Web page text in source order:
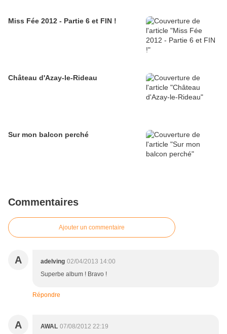
Miss Fée 2012 - Partie 6 et FIN !
Château d'Azay-le-Rideau
Sur mon balcon perché
Commentaires
Ajouter un commentaire
A adelving 02/04/2013 14:00
Superbe album ! Bravo !
Répondre
A AWAL 07/08/2012 22:19